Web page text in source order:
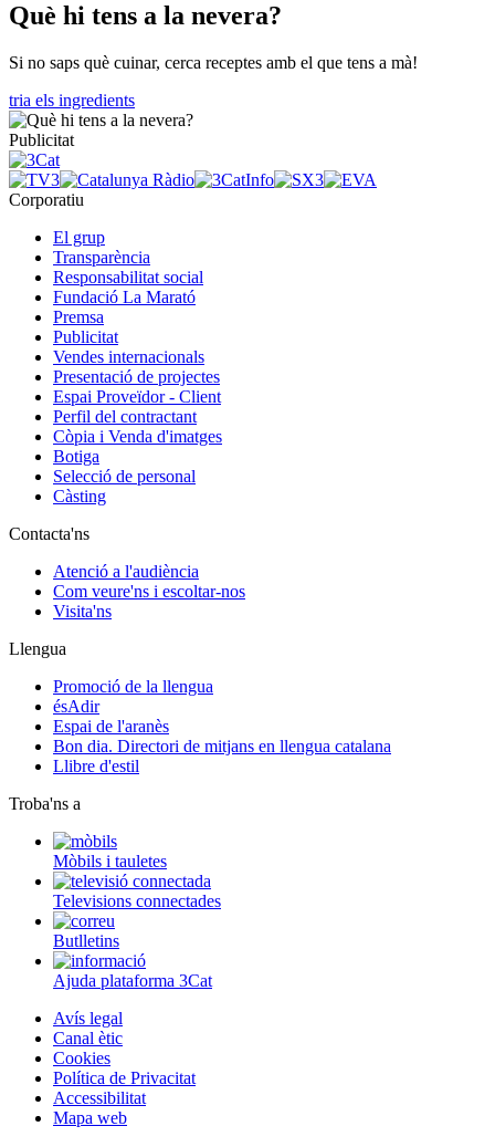
Què hi tens a la nevera?
Si no saps què cuinar, cerca receptes amb el que tens a mà!
tria els ingredients
Publicitat
Corporatiu
El grup
Transparència
Responsabilitat social
Fundació La Marató
Premsa
Publicitat
Vendes internacionals
Presentació de projectes
Espai Proveïdor - Client
Perfil del contractant
Còpia i Venda d'imatges
Botiga
Selecció de personal
Càsting
Contacta'ns
Atenció a l'audiència
Com veure'ns i escoltar-nos
Visita'ns
Llengua
Promoció de la llengua
ésAdir
Espai de l'aranès
Bon dia. Directori de mitjans en llengua catalana
Llibre d'estil
Troba'ns a
Mòbils i tauletes
Televisions connectades
Butlletins
Ajuda plataforma 3Cat
Avís legal
Canal ètic
Cookies
Política de Privacitat
Accessibilitat
Mapa web